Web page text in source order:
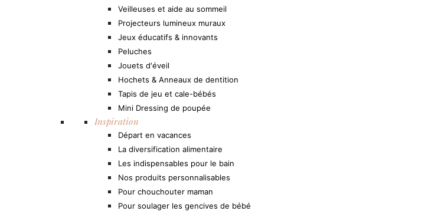
Veilleuses et aide au sommeil
Projecteurs lumineux muraux
Jeux éducatifs & innovants
Peluches
Jouets d'éveil
Hochets & Anneaux de dentition
Tapis de jeu et cale-bébés
Mini Dressing de poupée
Inspiration
Départ en vacances
La diversification alimentaire
Les indispensables pour le bain
Nos produits personnalisables
Pour chouchouter maman
Pour soulager les gencives de bébé